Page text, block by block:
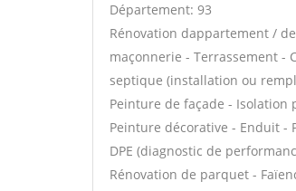
Département: 93
Rénovation dappartement /
maçonnerie - Terrassement -
septique (installation ou
Peinture de façade - Isolation
Peinture décorative - Enduit -
DPE (diagnostic de
Rénovation de parquet -